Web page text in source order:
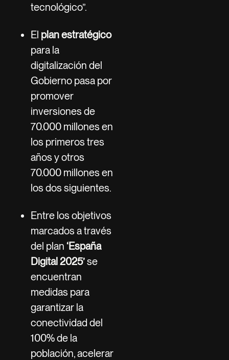
tecnológico”.
El plan estratégico
para la
digitalización del
Gobierno pasa por
promover
inversiones de
70.000 millones en
los primeros tres
años y otros
70.000 millones en
los dos siguientes.
Entre los objetivos
marcados a través
del plan ‘España
Digital 2025’se
encuentran
medidas para
garantizar la
conectividad del
100% de la
población, acelerar